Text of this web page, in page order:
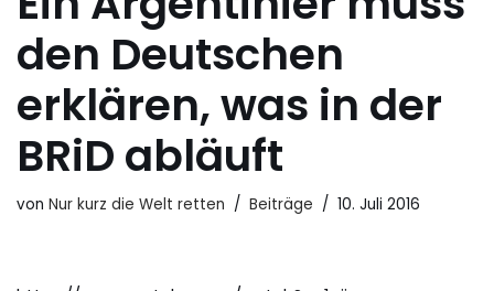
den Deutschen
erklären, was in der
BRiD abläuft
von Nur kurz die Welt retten Beiträge 10. Juli 2016